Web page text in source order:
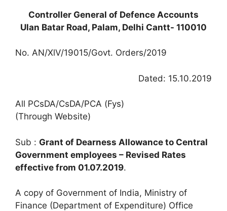
Controller General of Defence Accounts
Ulan Batar Road, Palam, Delhi Cantt- 110010
No. AN/XlV/19015/Govt. Orders/2019
Dated: 15.10.2019
All PCsDA/CsDA/PCA (Fys)
(Through Website)
Sub : Grant of Dearness Allowance to Central
Government employees – Revised Rates
effective from 01.07.2019.
A copy of Government of India, Ministry of
Finance (Department of Expenditure) Office